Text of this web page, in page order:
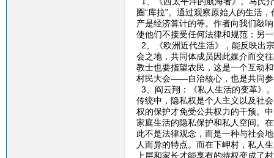
圈“库拉”。通过观察原始人的生活
产是经济算计的等。作者向我们敲
使他们不接受任何法律和规范；另
2、《欧洲近代生活》，能反映出
会之地，共同体成员因此媒介而交
教士也要指望农民，这是一个互动
村民大会——自治核心，也是共同参
3、阎云翔：《私人生活的变革》
传统中，隐私权是个人主义以及社
权的保护才免受公共权力的干预。
家庭生活的隐私保护和私人空间。
此不是法律观念，而是一种与社会
人而异的特点。而在下岬村，私人
上层和家长才能享有的特权变成了